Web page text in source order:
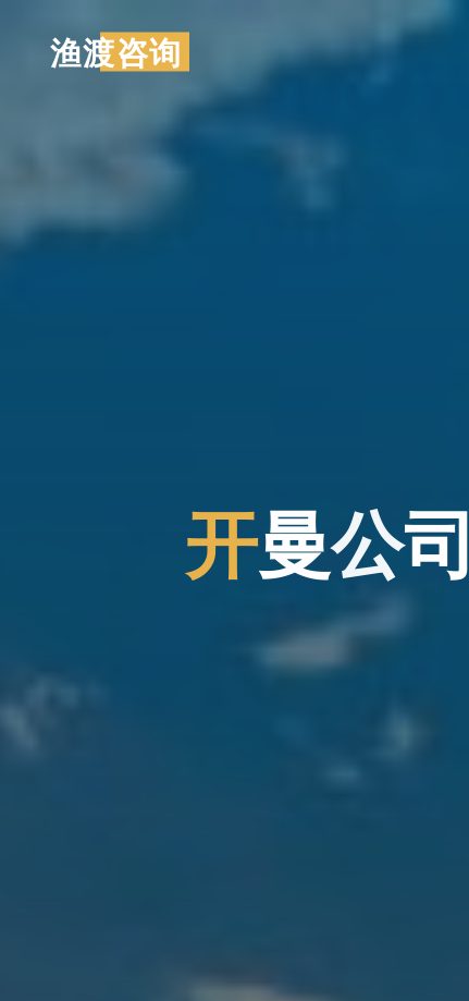
渔渡咨询
开曼公司